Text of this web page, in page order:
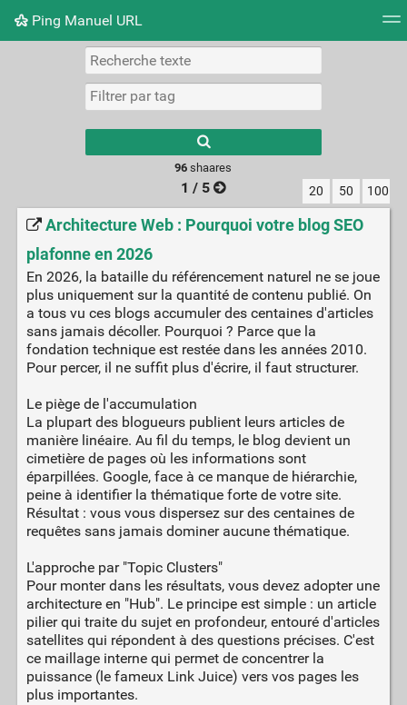
Ping Manuel URL
Nuage de tags Mur d'images
results.
96 shaares
1 / 5 20 50 100
Architecture Web : Pourquoi votre blog SEO
plafonne en 2026
En 2026, la bataille du référencement naturel ne se joue
plus uniquement sur la quantité de contenu publié. On
a tous vu ces blogs accumuler des centaines d'articles
sans jamais décoller. Pourquoi ? Parce que la
fondation technique est restée dans les années 2010.
Pour percer, il ne suffit plus d'écrire, il faut structurer.
Le piège de l'accumulation
La plupart des blogueurs publient leurs articles de
manière linéaire. Au fil du temps, le blog devient un
cimetière de pages où les informations sont
éparpillées. Google, face à ce manque de hiérarchie,
peine à identifier la thématique forte de votre site.
Résultat : vous vous dispersez sur des centaines de
requêtes sans jamais dominer aucune thématique.
L'approche par "Topic Clusters"
Pour monter dans les résultats, vous devez adopter une
architecture en "Hub". Le principe est simple : un article
pilier qui traite du sujet en profondeur, entouré d'articles
satellites qui répondent à des questions précises. C'est
ce maillage interne qui permet de concentrer la
puissance (le fameux Link Juice) vers vos pages les
plus importantes.